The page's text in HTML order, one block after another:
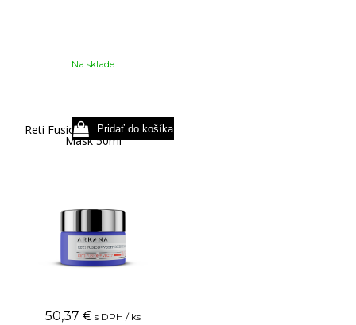
Na sklade
Reti Fusion Vecti+ Essence
Mask 50ml
50,37 € s DPH / ks